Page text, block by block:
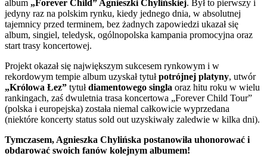
album „Forever Child” Agnieszki Chylińskiej. Był to pierwszy i
jedyny raz na polskim rynku, kiedy jednego dnia, w absolutnej
tajemnicy przed terminem, bez żadnych zapowiedzi ukazał się
album, singiel, teledysk, ogólnopolska kampania promocyjna oraz
start trasy koncertowej.
Projekt okazał się największym sukcesem rynkowym i w
rekordowym tempie album uzyskał tytułpotrójnej platyny, utwór
„Królowa Łez” tytułdiamentowego singla oraz hitu roku w wielu
rankingach, zaś dwuletnia trasa koncertowa „Forever Child Tour”
(polska i europejska) została niemal całkowicie wyprzedana
(niektóre koncerty status sold out uzyskiwały zaledwie w kilka dni).
Tymczasem, Agnieszka Chylińska postanowiła uhonorować i
obdarować swoich fanów kolejnym albumem!